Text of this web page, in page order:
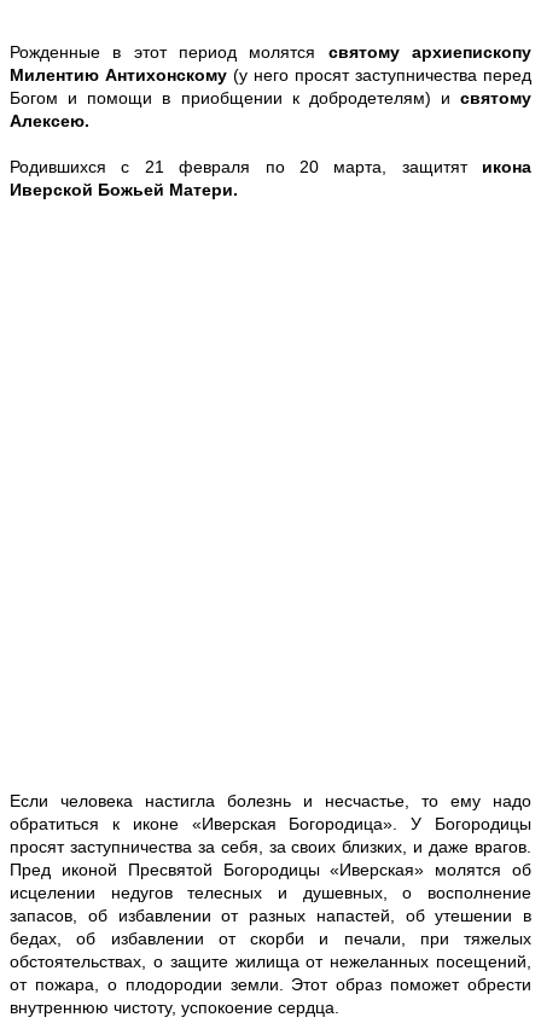
Рожденные в этот период молятся святому архиепископу
Милентию Антихонскому (у него просят заступничества перед
Богом и помощи в приобщении к добродетелям) и святому
Алексею.
Родившихся с 21 февраля по 20 марта, защитят икона
Иверской Божьей Матери.
Если человека настигла болезнь и несчастье, то ему надо
обратиться к иконе «Иверская Богородица». У Богородицы
просят заступничества за себя, за своих близких, и даже врагов.
Пред иконой Пресвятой Богородицы «Иверская» молятся об
исцелении недугов телесных и душевных, о восполнение
запасов, об избавлении от разных напастей, об утешении в
бедах, об избавлении от скорби и печали, при тяжелых
обстоятельствах, о защите жилища от нежеланных посещений,
от пожара, о плодородии земли. Этот образ поможет обрести
внутреннюю чистоту, успокоение сердца.